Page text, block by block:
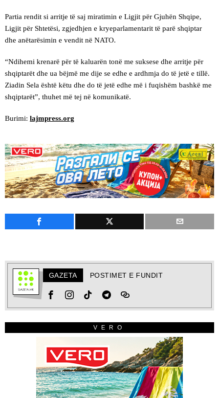
Partia rendit si arritje të saj miratimin e Ligjit për Gjuhën Shqipe,
Ligjit për Shtetësi, zgjedhjen e kryeparlamentarit të parë shqiptar
dhe anëtarësimin e vendit në NATO.
“Ndihemi krenarë për të kaluarën tonë me suksese dhe arritje për
shqiptarët dhe ua bëjmë me dije se edhe e ardhmja do të jetë e tillë.
Ziadin Sela është këtu dhe do të jetë edhe më i fuqishëm bashkë me
shqiptarët”, thuhet më tej në komunikatë.
Burimi: lajmpress.org
GAZETA POSTIMET E FUNDIT
VERO